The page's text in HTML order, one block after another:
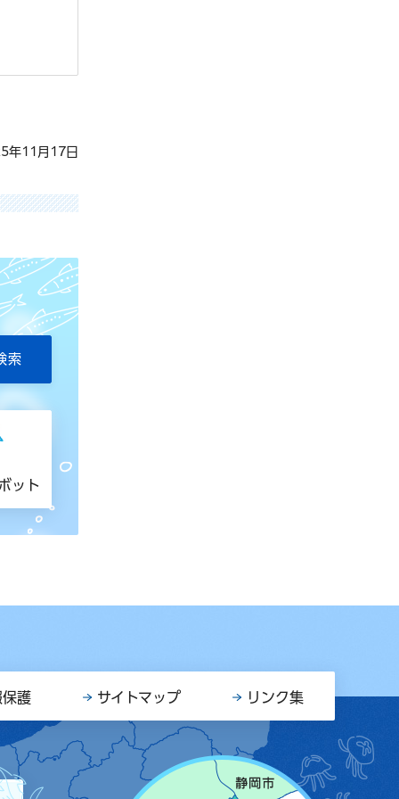
年11月17日
ット
保護 サイトマップ リンク集